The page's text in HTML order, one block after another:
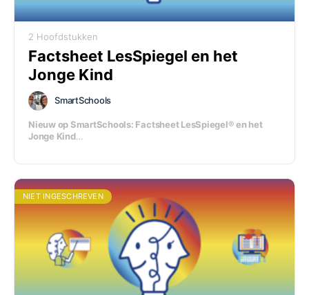
2 Hoofdstukken
Factsheet LesSpiegel en het
Jonge Kind
SmartSchools
Nieuw op SmartSchools: Factsheet LesSpiegel® en het
Jonge Kind
NIET INGESCHREVEN